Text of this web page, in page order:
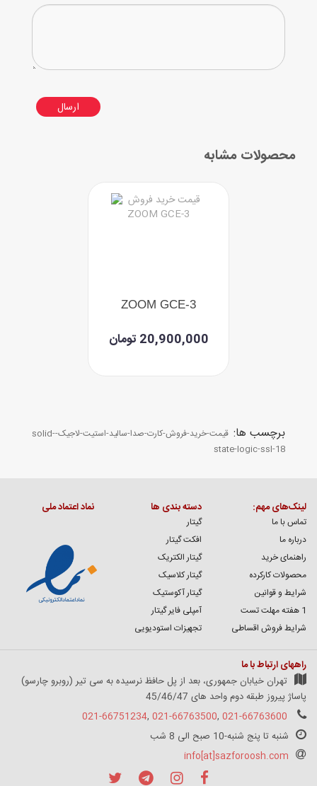
ارسال
محصولات مشابه
ZOOM GCE-3
20,900,000 تومان
برچسب ها:
قیمت-خرید-فروش-کارت-صدا-سالید-استیت-لاجیک-solid-
state-logic-ssl-18
لینک‌های مهم:
تماس با ما
درباره ما
راهنمای خرید
محصولات کارکرده
شرایط و قوانین
1 هفته مهلت تست
شرایط فروش اقساطی
دسته بندی ها
گیتار
افکت گیتار
گیتار الکتریک
گیتار کلاسیک
گیتار آکوستیک
آمپلی فایر گیتار
تجهیزات استودیویی
نماد اعتماد ملی
راههای ارتباط با ما
تهران خیابان جمهوری، بعد از پل حافظ نرسیده به سی تیر (روبرو چارسو)
پاساژ پیروز طبقه دوم واحد های 45/46/47
021-66763600
,
021-66763500
,
021-66751234
شنبه تا پنج شنبه-10 صبح الی 8 شب
info[at]sazforoosh.com